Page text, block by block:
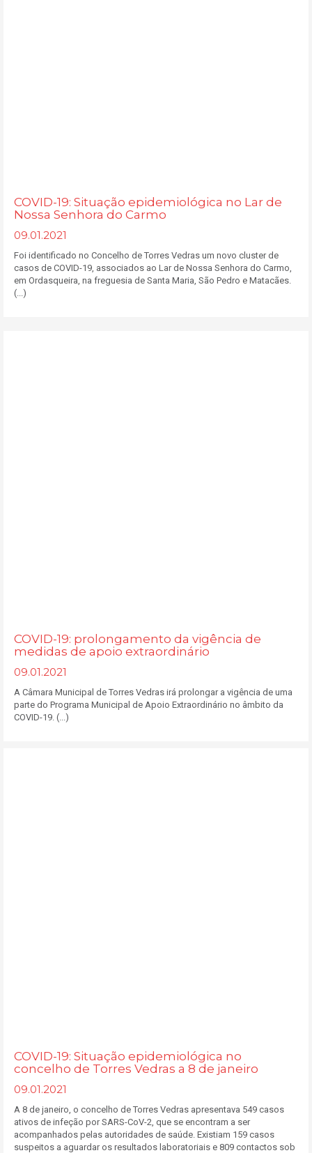
COVID-19: Situação epidemiológica no Lar de
Nossa Senhora do Carmo
09.01.2021
Foi identificado no Concelho de Torres Vedras um novo cluster de
casos de COVID-19, associados ao Lar de Nossa Senhora do Carmo,
em Ordasqueira, na freguesia de Santa Maria, São Pedro e Matacães.
(...)
COVID-19: prolongamento da vigência de
medidas de apoio extraordinário
09.01.2021
A Câmara Municipal de Torres Vedras irá prolongar a vigência de uma
parte do Programa Municipal de Apoio Extraordinário no âmbito da
COVID-19. (...)
COVID-19: Situação epidemiológica no
concelho de Torres Vedras a 8 de janeiro
09.01.2021
A 8 de janeiro, o concelho de Torres Vedras apresentava 549 casos
ativos de infeção por SARS-CoV-2, que se encontram a ser
acompanhados pelas autoridades de saúde. Existiam 159 casos
suspeitos a aguardar os resultados laboratoriais e 809 contactos sob